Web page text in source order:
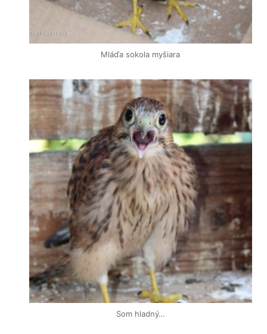
Mláďa sokola myšiara
Som hladný…